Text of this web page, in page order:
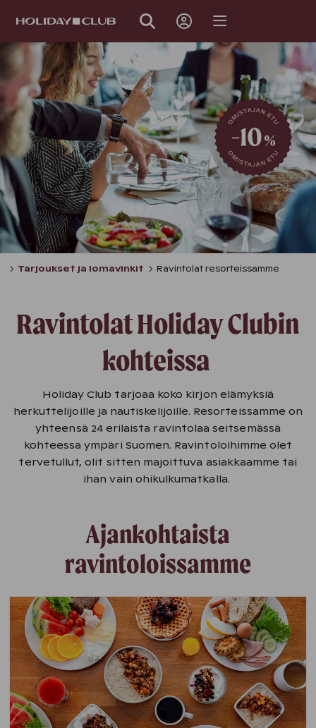
Tarjoukset ja lomavinkit Ravintolat resorteissamme
Ravintolat Holiday Clubin
kohteissa
Holiday Club tarjoaa koko kirjon elämyksiä
herkuttelijoille ja nautiskelijoille. Resorteissamme on
yhteensä 24 erilaista ravintolaa seitsemässä
kohteessa ympäri Suomen. Ravintoloihimme olet
tervetullut, olit sitten majoittuva asiakkaamme tai
ihan vain ohikulkumatkalla.
Ajankohtaista
ravintoloissamme